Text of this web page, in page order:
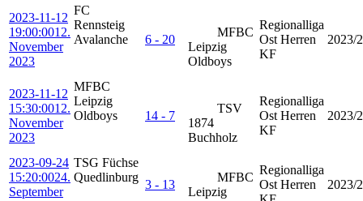
2023-11-12
19:00:0012.
November
2023
FC
Rennsteig
Avalanche
6 - 20
MFBC
Leipzig
Oldboys
Regionalliga
Ost Herren
KF
2023/
2023-11-12
15:30:0012.
November
2023
MFBC
Leipzig
Oldboys
14 - 7
TSV
1874
Buchholz
Regionalliga
Ost Herren
KF
2023/
2023-09-24
15:20:0024.
September
TSG Füchse
Quedlinburg
3 - 13
MFBC
Leipzig
Regionalliga
Ost Herren
2023/